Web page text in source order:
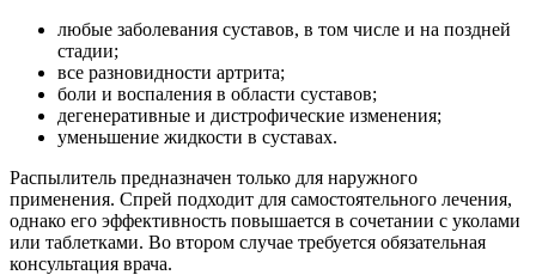
любые заболевания суставов, в том числе и на поздней
стадии;
все разновидности артрита;
боли и воспаления в области суставов;
дегенеративные и дистрофические изменения;
уменьшение жидкости в суставах.
Распылитель предназначен только для наружного
применения. Спрей подходит для самостоятельного лечения,
однако его эффективность повышается в сочетании с уколами
или таблетками. Во втором случае требуется обязательная
консультация врача.